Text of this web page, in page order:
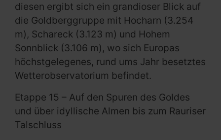
diesen ergibt sich ein grandioser Blick auf
die Goldberggruppe mit Hocharn (3.254
m), Schareck (3.123 m) und Hohem
Sonnblick (3.106 m), wo sich Europas
höchstgelegenes, rund ums Jahr besetztes
Wetterobservatorium befindet.
Etappe 15 – Auf den Spuren des Goldes
und über idyllische Almen bis zum Rauriser
Talschluss